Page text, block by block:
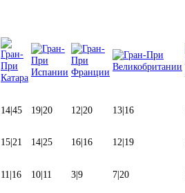
14|45 19|20 12|20 13|16
15|21 14|25 16|16 12|19
11|16 10|11 3|9 7|20